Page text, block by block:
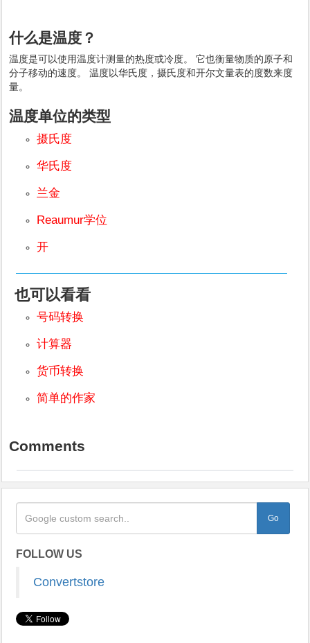
什么是温度？
温度是可以使用温度计测量的热度或冷度。 它也衡量物质的原子和
分子移动的速度。 温度以华氏度，摄氏度和开尔文量表的度数来度
量。
温度单位的类型
摄氏度
华氏度
兰金
Reaumur学位
开
也可以看看
号码转换
计算器
货币转换
简单的作家
Comments
FOLLOW US
Convertstore